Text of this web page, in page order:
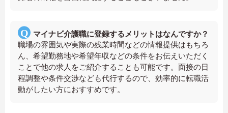
マイナビ介護職に登録するメリットはなんですか？
職場の雰囲気や実際の残業時間などの情報提供はもちろ
ん、希望勤務地や希望年収などの条件をお伝えいただく
ことで他の求人をご紹介することも可能です。面接の日
程調整や条件交渉なども代行するので、効率的に転職活
動がしたい方におすすめです。